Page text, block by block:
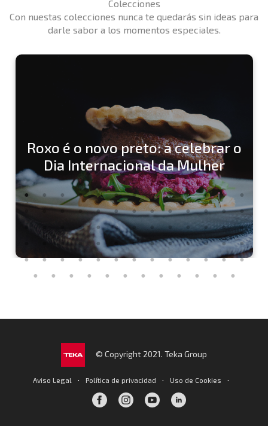
Colecciones
Con nuestas colecciones nunca te quedarás sin ideas para
darle sabor a los momentos especiales.
Roxo é o novo preto: a celebrar o
Dia Internacional da Mulher
© Copyright 2021. Teka Group
Aviso Legal · Política de privacidad · Uso de Cookies ·